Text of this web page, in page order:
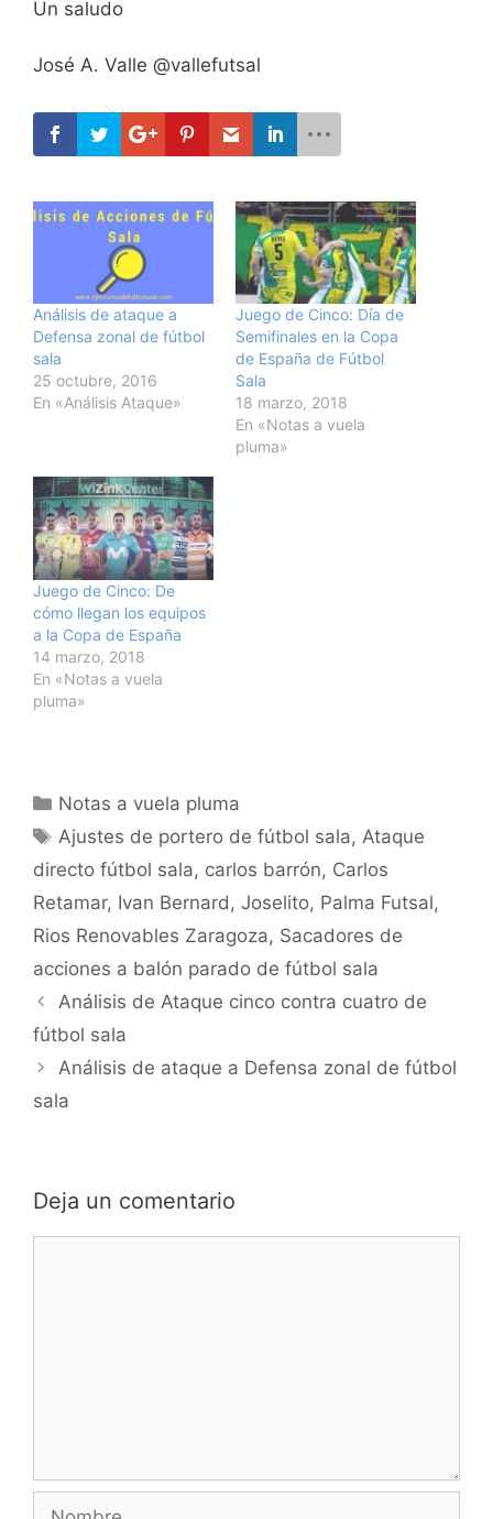
Un saludo
José A. Valle @vallefutsal
Análisis de ataque a
Defensa zonal de fútbol
sala
25 octubre, 2016
En «Análisis Ataque»
Juego de Cinco: Día de
Semifinales en la Copa
de España de Fútbol
Sala
18 marzo, 2018
En «Notas a vuela
pluma»
Juego de Cinco: De
cómo llegan los equipos
a la Copa de España
14 marzo, 2018
En «Notas a vuela
pluma»
Categorías
Notas a vuela pluma
Etiquetas
Ajustes de portero de fútbol sala, Ataque
directo fútbol sala, carlos barrón, Carlos
Retamar, Ivan Bernard , Joselito, Palma Futsal,
Rios Renovables Zaragoza, Sacadores de
acciones a balón parado de fútbol sala
Navegación
de
Análisis de Ataque cinco contra cuatro de
fútbol sala
Análisis de ataque a Defensa zonal de fútbol
sala
Deja un comentario